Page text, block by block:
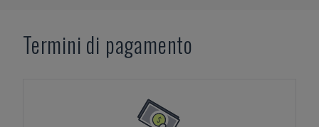
Termini di pagamento